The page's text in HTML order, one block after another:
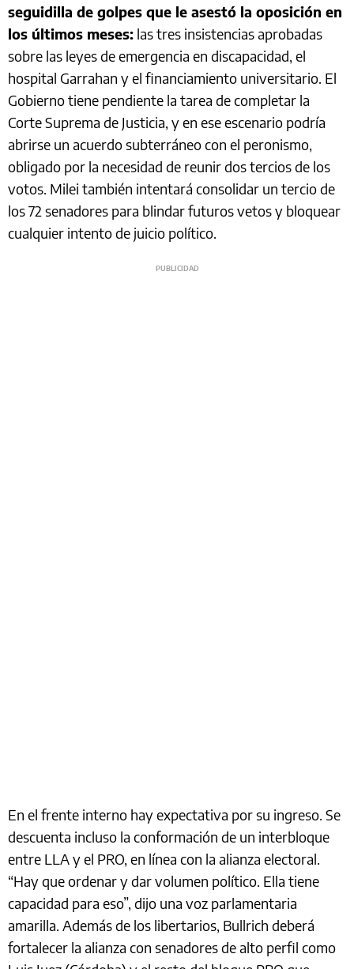
seguidilla de golpes que le asestó la oposición en
los últimos meses: las tres insistencias aprobadas
sobre las leyes de emergencia en discapacidad, el
hospital Garrahan y el financiamiento universitario. El
Gobierno tiene pendiente la tarea de completar la
Corte Suprema de Justicia, y en ese escenario podría
abrirse un acuerdo subterráneo con el peronismo,
obligado por la necesidad de reunir dos tercios de los
votos. Milei también intentará consolidar un tercio de
los 72 senadores para blindar futuros vetos y bloquear
cualquier intento de juicio político.
En el frente interno hay expectativa por su ingreso. Se
descuenta incluso la conformación de un interbloque
entre LLA y el PRO, en línea con la alianza electoral.
“Hay que ordenar y dar volumen político. Ella tiene
capacidad para eso”, dijo una voz parlamentaria
amarilla. Además de los libertarios, Bullrich deberá
fortalecer la alianza con senadores de alto perfil como